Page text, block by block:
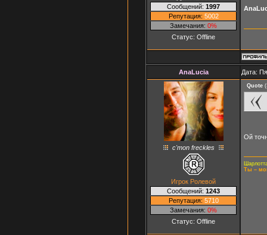
Сообщений: 1997
Репутация: 5002
Замечания: 0%
Статус: Offline
AnaLucia Дата:
c'mon freckles
Игрок Ролевой
Сообщений: 1243
Репутация: 5710
Замечания: 0%
Статус: Offline
Quote (
Ой
Ты –